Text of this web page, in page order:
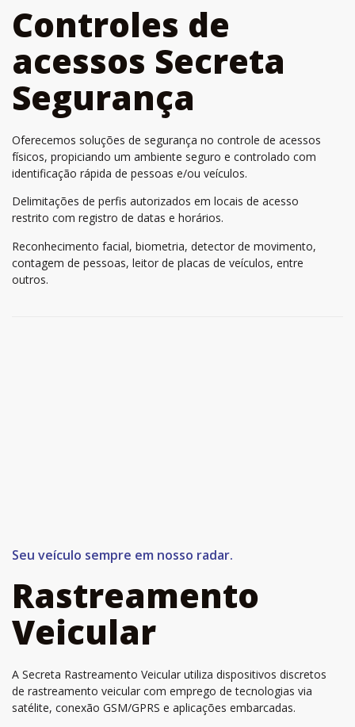
Controles de
acessos Secreta
Segurança
Oferecemos soluções de segurança no controle de acessos
físicos, propiciando um ambiente seguro e controlado com
identificação rápida de pessoas e/ou veículos.
Delimitações de perfis autorizados em locais de acesso
restrito com registro de datas e horários.
Reconhecimento facial, biometria, detector de movimento,
contagem de pessoas, leitor de placas de veículos, entre
outros.
Seu veículo sempre em nosso radar.
Rastreamento
Veicular
A Secreta Rastreamento Veicular utiliza dispositivos discretos
de rastreamento veicular com emprego de tecnologias via
satélite, conexão GSM/GPRS e aplicações embarcadas.